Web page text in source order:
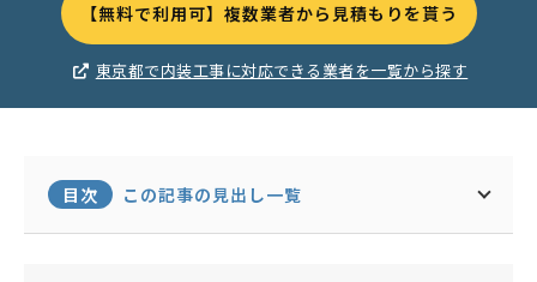
【無料で利用可】複数業者から見積もりを貰う
東京都で内装工事に対応できる業者を一覧から探す
目次 この記事の見出し一覧